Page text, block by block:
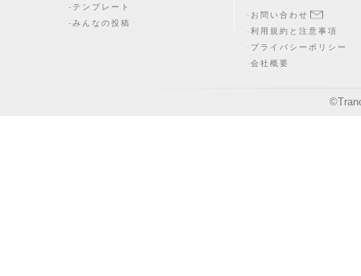
テンプレート
みんなの投稿
お問い合わせ
利用規約と注意事項
プライバシーポリシー
会社概要
©